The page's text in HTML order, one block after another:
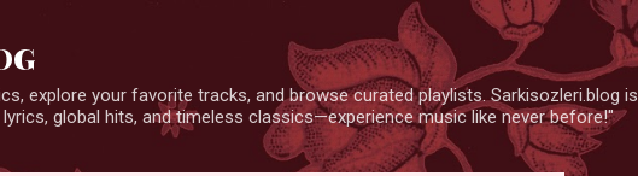
explore your favorite tracks, and browse curated playlists. Sarkisozleri.blog is
global hits, and timeless classics—experience music like never before!"